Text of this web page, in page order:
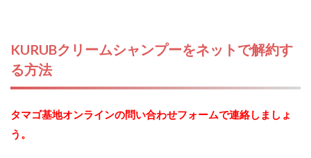
KURUBクリームシャンプーをネットで解約す
る方法
タマゴ基地オンラインの問い合わせフォームで連絡しましょ
う。